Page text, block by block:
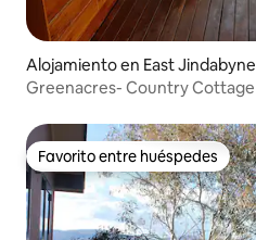
Alojamiento en East Jindabyne
Greenacres- Country Cottage
Favorito entre huéspedes
Favorito entre huéspedes